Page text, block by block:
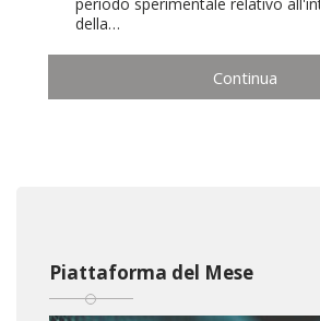
della…
Continua
Piattaforma del Mese